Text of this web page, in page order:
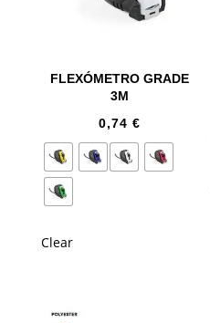
FLEXÓMETRO GRADE
3M
0,74 €
Clear